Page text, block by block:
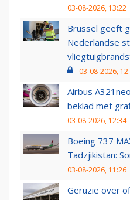
03-08-2026, 13:22
Brussel geeft
Nederlandse
03-08-2026,
Airbus
beklad met
03-08-2026, 12:34
Boeing 737
Tadzjikistan:
03-08-2026, 11:26
Geruzie over